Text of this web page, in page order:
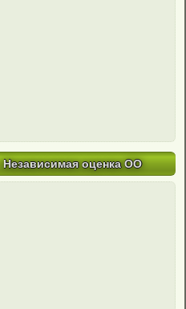
Независимая оценка ОО